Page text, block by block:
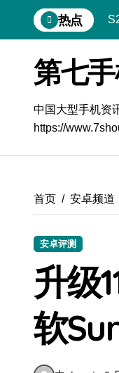
到
热点
第七
中国大型手机资
https://
首页 安卓频道
安卓评测
升级
软